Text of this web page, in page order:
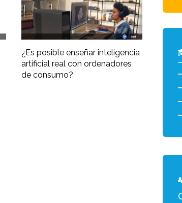
¿Es posible enseñar inteligencia
artificial real con ordenadores
de consumo?